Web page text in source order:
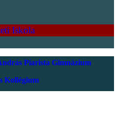
Iskola
Piarista Gimnázium
Kollégium